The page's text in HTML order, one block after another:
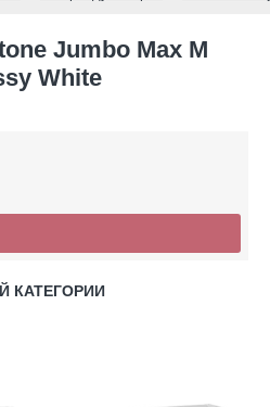
Jumbo Max M
White
КАТЕГОРИИ